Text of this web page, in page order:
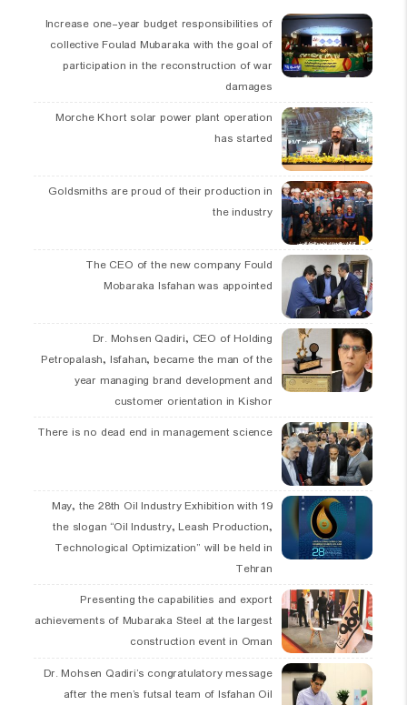
Increase one-year budget responsibilities of
collective Foulad Mubaraka with the goal of
participation in the reconstruction of war
damages
Morche Khort solar power plant operation
has started
Goldsmiths are proud of their production in
the industry
The CEO of the new company Fould
Mobaraka Isfahan was appointed
Dr. Mohsen Qadiri, CEO of Holding
Petropalash, Isfahan, became the man of the
year managing brand development and
customer orientation in Kishor
There is no dead end in management science
19 May, the 28th Oil Industry Exhibition with
the slogan “Oil Industry, Leash Production,
Technological Optimization” will be held in
Tehran
Presenting the capabilities and export
achievements of Mubaraka Steel at the largest
construction event in Oman
Dr. Mohsen Qadiri’s congratulatory message
after the men’s futsal team of Isfahan Oil